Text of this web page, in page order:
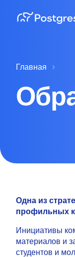
Главная
Одна из
профильных
Инициативы
материалов и
студентов и